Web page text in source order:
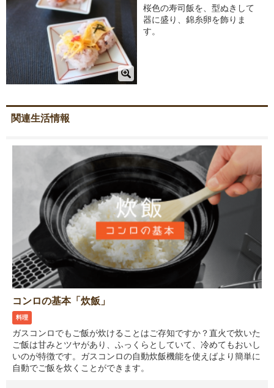
桜色の寿司飯を、型ぬきして
器に盛り、錦糸卵を飾りま
す。
関連生活情報
コンロの基本「炊飯」
料理
ガスコンロでもご飯が炊けることはご存知ですか？直火で炊いた
ご飯は甘みとツヤがあり、ふっくらとしていて、冷めてもおいし
いのが特徴です。ガスコンロの自動炊飯機能を使えばより簡単に
自動でご飯を炊くことができます。